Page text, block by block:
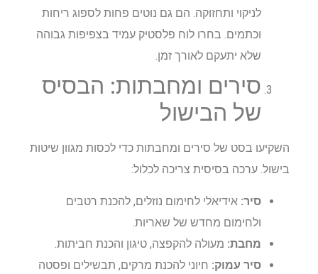
לניקוי ותחזוקה. הם גם נוטים פחות לספוג ריחות
וכתמים. בחרו לוח פלסטיק עמיד בצפיפות גבוהה
שלא יתעקם לאורך זמן.
סירים ומחבתות: הבסיס
של הבישול
השקיעו בסט של סירים ומחבתות כדי לכסות מגוון שיטות
בישול. ערכה בסיסית צריכה לכלול:
סיר:אידיאלי לחימום נוזלים, להכנת רטבים
ולחימום מחדש של שאריות.
מחבת:מעולה להקפצה, טיגון והכנת חביתות.
סיר עמוק:חיוני להכנת מרקים, תבשילים ופסטה